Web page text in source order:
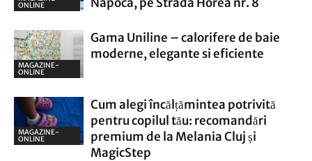
ONLINE
MAGAZINE-
ONLINE
Gama Uniline – calorifere de baie
moderne, elegante si eficiente
MAGAZINE-
ONLINE
Cum alegi încălțămintea potrivită
pentru copilul tău: recomandări
premium de la Melania Cluj și
MagicStep